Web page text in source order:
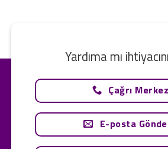
Yardıma mı
Çağrı
E-posta